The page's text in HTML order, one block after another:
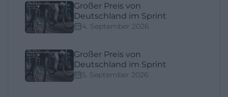
Großer Preis von
Deutschland im Sprint
4. September 2026
Großer Preis von
Deutschland im Sprint
5. September 2026